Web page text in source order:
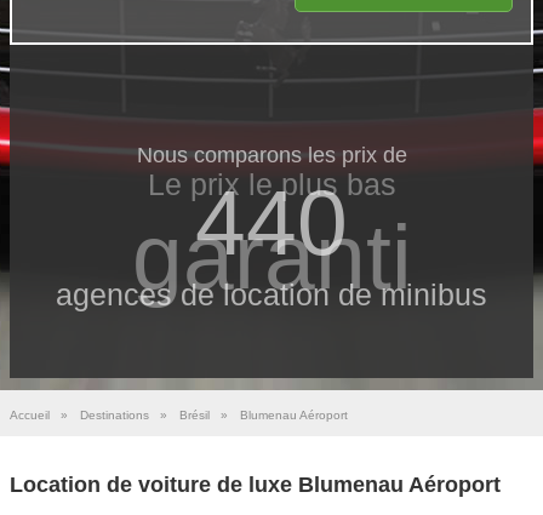
Nous comparons les prix de
440
agences de location de minibus
Le prix le​ plus bas
garanti
Accueil » Destinations » Brésil » Blumenau Aéroport
Location de voiture de luxe Blumenau Aéroport